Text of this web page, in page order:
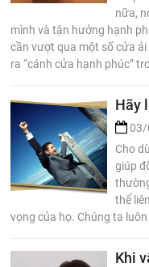
nữa,
mình và tận hưởng hạnh
cần vượt qua một số cửa
ra “cánh cửa hạnh phúc”
Hãy
03/
Cho
giúp
thể
vọng của họ. Chúng ta
Khi